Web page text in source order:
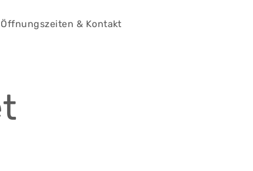
Öffnungszeiten & Kontakt